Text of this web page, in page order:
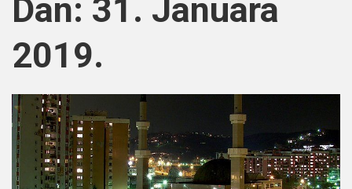
Dan: 31. Januara
2019.